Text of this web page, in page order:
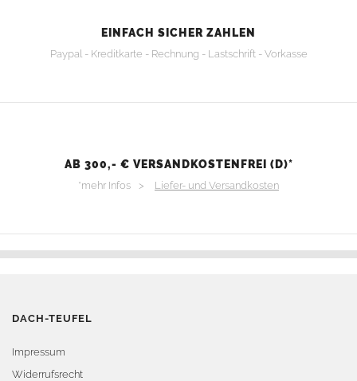
EINFACH SICHER ZAHLEN
Paypal - Kreditkarte - Rechnung - Lastschrift - Vorkasse
AB 300,- € VERSANDKOSTENFREI (D)*
*mehr Infos > Liefer- und Versandkosten
DACH-TEUFEL
Impressum
Widerrufsrecht